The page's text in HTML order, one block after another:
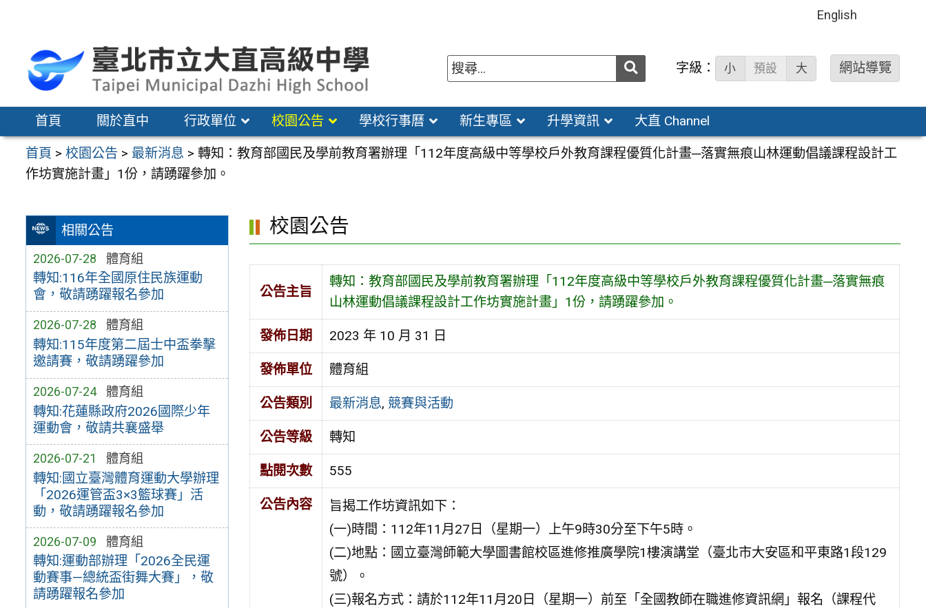
區
English
送出 字級： 小 預設 大 網站導覽
首頁 關於直中 行政單位 校園公告 學校行事曆 新生專區 升學資訊 大直 Channel
首頁 >校園公告 > 最新消息 >轉知：教育部國民及學前教育署辦理「112年度高級中等學校戶外教育課程優質化計畫─落實無痕山林運動倡議課程設計工
作坊實施計畫」1份，請踴躍參加。
相關公告
2026-07-28 體育組
轉知:116年全國原住民族運動
會，敬請踴躍報名參加
2026-07-28 體育組
轉知:115年度第二屆士中盃拳擊
邀請賽，敬請踴躍參加
2026-07-24 體育組
轉知:花蓮縣政府2026國際少年
運動會，敬請共襄盛舉
2026-07-21 體育組
轉知:國立臺灣體育運動大學辦理
「2026運管盃3×3籃球賽」活
動，敬請踴躍報名參加
2026-07-09 體育組
轉知:運動部辦理「2026全民運
動賽事—總統盃街舞大賽」，敬
請踴躍報名參加
校園公告
公告主旨
轉知：教育部國民及學前教育署辦理「112年度高級中等學校戶外教育課程優質化計畫─落實無痕
山林運動倡議課程設計工作坊實施計畫」1份，請踴躍參加。
發佈日期 2023 年 10 月 31 日
發佈單位 體育組
公告類別 最新消息, 競賽與活動
公告等級 轉知
點閱次數 555
公告內容
旨揭工作坊資訊如下：
(一)時間：112年11月27日（星期一）上午9時30分至下午5時。
(二)地點：國立臺灣師範大學圖書館校區進修推廣學院1樓演講堂（臺北市大安區和平東路1段129
號）。
(三)報名方式：請於112年11月20日（星期一）前至「全國教師在職進修資訊網」報名（課程代